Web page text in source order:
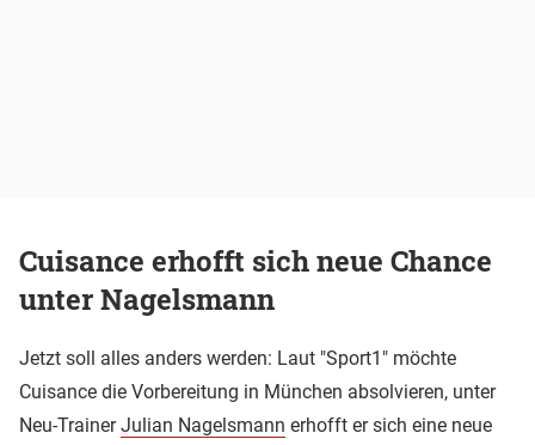
Cuisance erhofft sich neue Chance
unter Nagelsmann
Jetzt soll alles anders werden: Laut "Sport1" möchte
Cuisance die Vorbereitung in München absolvieren, unter
Neu-TrainerJulian Nagelsmann erhofft er sich eine neue